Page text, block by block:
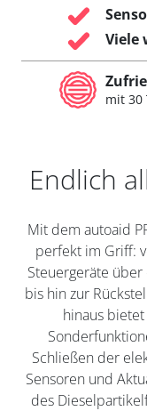
Viele
mit 30
Endlich
Mit dem autoaid
perfekt im Griff:
Steuergeräte über
bis hin zur
hinaus
Schließen der
Sensoren und
des